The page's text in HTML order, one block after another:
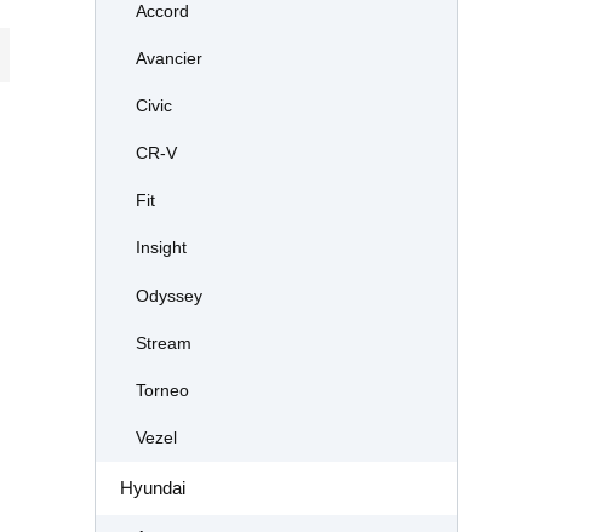
Accord
Avancier
Civic
CR-V
Fit
Insight
Odyssey
Stream
Torneo
Vezel
Hyundai